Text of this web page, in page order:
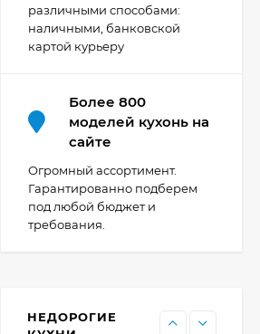
различными способами:
наличными, банковской
картой курьеру
Более 800
моделей кухонь на
сайте
Огромный ассортимент.
Гарантированно подберем
под любой бюджет и
требования.
НЕДОРОГИЕ
Кухня Принцесса -
44 091
Кухня Point 1,2 м -
13 655₽
11 476